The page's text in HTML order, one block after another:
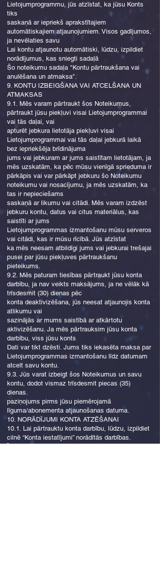
Lietojumprogrammu, jūs atzīstat, ka jūsu Konts
tiks
saskaņā ar iepriekš aprakstītajiem
automātiskajiem atjaunojumiem. Visos gadījumos,
ja nevēlaties savu
Lai kontu atjaunotu automātiski, lūdzu, izpildiet
norādījumus, kas sniegti sadaļā
Šo noteikumu sadaļa "Kontu pārtraukšana vai
anulēšana un atmaksa".
9. KONTU IZBEIGŠANA VAI ATCELŠANA UN
ATMAKSAS
9.1. Mēs varam pārtraukt šos Noteikumus,
pārtraukt jūsu piekļuvi visai Lietojumprogrammai
vai tās daļai, vai
apturēt jebkura lietotāja piekļuvi visai
Lietojumprogrammai vai tās daļai jebkurā laikā
bez iepriekšēja brīdinājuma
jums vai jebkuram ar jums saistītam lietotājam, ja
mēs uzskatām, ka pēc mūsu vienīgā sprieduma ir
pārkāpis vai var pārkāpt jebkuru šo Noteikumu
noteikumu vai nosacījumu, ja mēs uzskatām, ka
tas ir nepieciešams
saskaņā ar likumu vai citādi. Mēs varam izdzēst
jebkuru kontu, datus vai citus materiālus, kas
saistīti ar jums
Lietojumprogrammas izmantošanu mūsu serveros
vai citādi, kas ir mūsu rīcībā. Jūs atzīstat
ka mēs neesam atbildīgi jums vai jebkurai trešajai
pusei par jūsu piekļuves pārtraukšanu
pieteikums.
9.2. Mēs paturam tiesības pārtraukt jūsu konta
darbību, ja nav veikts maksājums, ja ne vēlāk kā
trīsdesmit (30) dienas pēc
konta deaktivizēšana, jūs neesat atjaunojis konta
atlikumu vai
sazinājās ar mums saistībā ar atkārtotu
aktivizēšanu. Ja mēs pārtrauksim jūsu konta
darbību, viss jūsu konts
Dati var tikt dzēsti. Jums tiks iekasēta maksa par
Lietojumprogrammas izmantošanu līdz datumam
atcelt savu kontu.
9.3. Jūs varat izbeigt šos Noteikumus un savu
kontu, dodot vismaz trīsdesmit piecas (35)
dienas.
paziņojums pirms jūsu piemērojamā
līguma/abonementa atjaunošanas datuma.
10. NORĀDĪJUMI KONTA ATZĒŠANAI
10.1. Lai pārtrauktu konta darbību, lūdzu, izpildiet
cilnē “Konta iestatījumi” norādītās darbības.